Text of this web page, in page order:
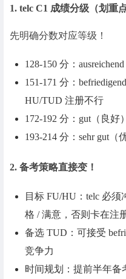
1. telc C1 成绩分级（划重点
先明确分数对应等级！
128-150 分：
151-171 分：
HU/TUD 注册不行
172-192 分：gut（良
193-214 分：sehr gut
2. 备考策略直接变！
目标 FU/HU：telc 必须
格 / 满意，否则卡在注
备选 TUD：可接受
竞争力
时间规划：提前半年备